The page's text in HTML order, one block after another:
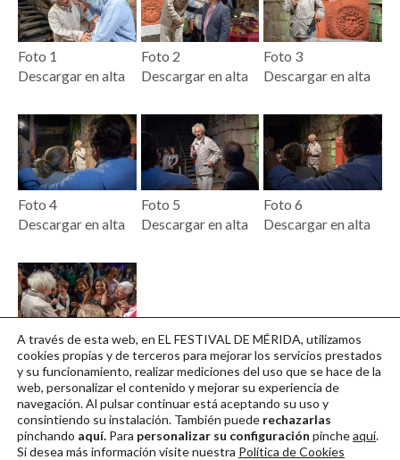
Foto 1
Descargar en alta
Foto 2
Descargar en alta
Foto 3
Descargar en alta
Foto 4
Descargar en alta
Foto 5
Descargar en alta
Foto 6
Descargar en alta
Foto 7
Descargar en alta
A través de esta web, en EL FESTIVAL DE MÉRIDA, utilizamos
cookies propias y de terceros para mejorar los servicios prestados
y su funcionamiento, realizar mediciones del uso que se hace de la
web, personalizar el contenido y mejorar su experiencia de
navegación. Al pulsar continuarestá aceptando su uso y
consintiendo su instalación. También puede rechazarlas
pinchando aquí. Para personalizar su configuración pincheaquí.
Si desea más información visite nuestra Política de Cookies